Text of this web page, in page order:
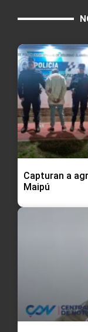
Capturan a
Maipú